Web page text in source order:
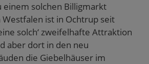
einem solchen Billigmarkt
ist in Ochtrup seit
solch‘ zweifelhafte Attraktion
aber dort in den neu
die Giebelhäuser im